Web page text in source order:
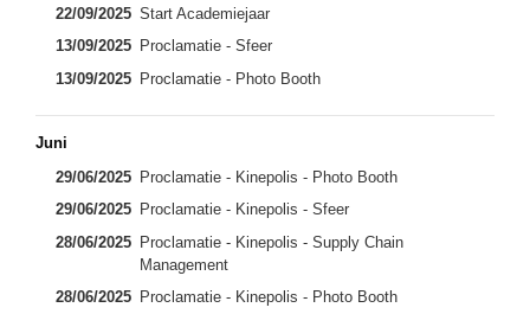
22/09/2025 Start Academiejaar
13/09/2025 Proclamatie - Sfeer
13/09/2025 Proclamatie - Photo Booth
Juni
29/06/2025 Proclamatie - Kinepolis - Photo Booth
29/06/2025 Proclamatie - Kinepolis - Sfeer
28/06/2025 Proclamatie - Kinepolis - Supply Chain
Management
28/06/2025 Proclamatie - Kinepolis - Photo Booth